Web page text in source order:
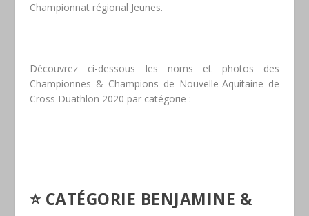
Championnat régional Jeunes.
Découvrez ci-dessous les noms et photos des
Championnes & Champions de Nouvelle-Aquitaine de
Cross Duathlon 2020 par catégorie :
⭐️CATÉGORIE BENJAMINE &